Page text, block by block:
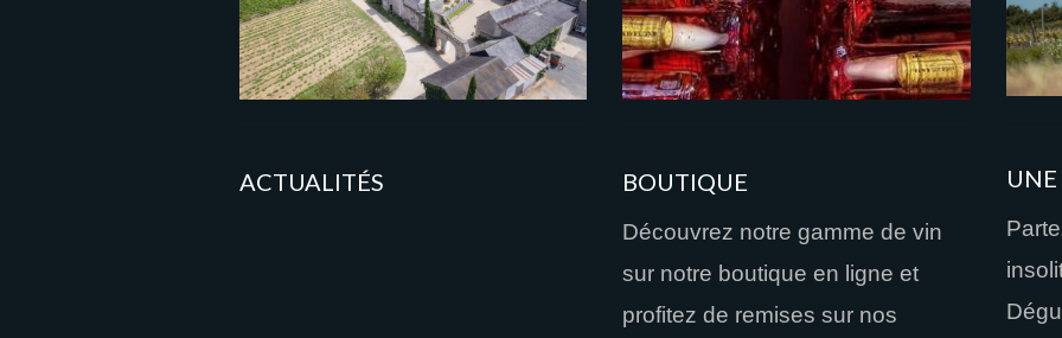
ACTUALITÉS BOUTIQUE
Découvrez notre gamme de vin
sur notre boutique en ligne et
profitez de remises sur nos
UNE